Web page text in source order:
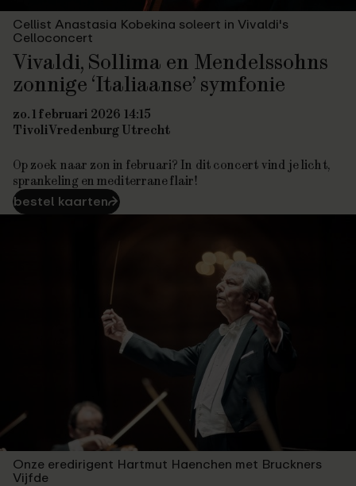
Cellist Anastasia Kobekina soleert in Vivaldi's
Celloconcert
Vivaldi, Sollima en Mendelssohns
zonnige ‘Italiaanse’ symfonie
zo. 1 februari 2026 14:15
TivoliVredenburg Utrecht
Op zoek naar zon in februari? In dit concert vind je licht,
sprankeling en mediterrane flair!
bestel kaarten⮫
Onze eredirigent Hartmut Haenchen met Bruckners
Vijfde